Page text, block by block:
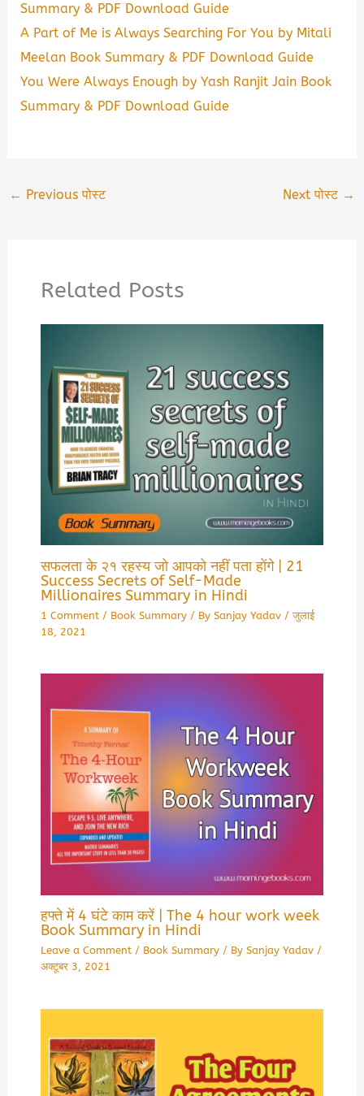
Summary & PDF Download Guide
A Part of Me is Always Searching For You by Mitali
Meelan Book Summary & PDF Download Guide
You Were Always Enough by Yash Ranjit Jain Book
Summary & PDF Download Guide
← Previous पोस्ट Next पोस्ट →
Related Posts
सफलता के २१ रहस्य जो आपको नहीं पता होंगे | 21
Success Secrets of Self-Made
Millionaires Summary in Hindi
1 Comment / Book Summary/ By Sanjay Yadav /जुलाई
18, 2021
हफ्ते में 4 घंटे काम करें | The 4 hour work week
Book Summary in Hindi
Leave a Comment / Book Summary/ By Sanjay Yadav /
अक्टूबर 3, 2021